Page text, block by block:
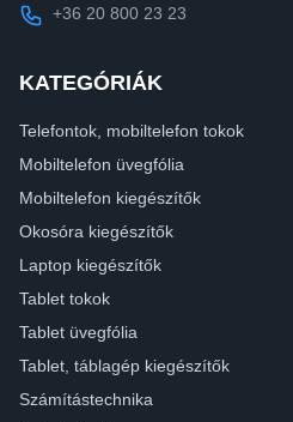
+36 20 800 23 23
KATEGÓRIÁK
Telefontok, mobiltelefon tokok
Mobiltelefon üvegfólia
Mobiltelefon kiegészítők
Okosóra kiegészítők
Laptop kiegészítők
Tablet tokok
Tablet üvegfólia
Tablet, táblagép kiegészítők
Számítástechnika